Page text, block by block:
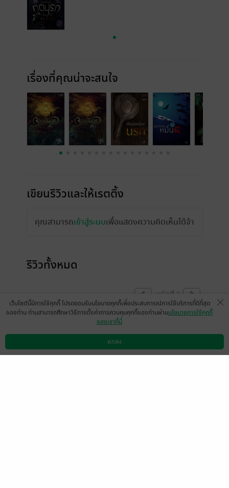
เรื่องที่คุณน่าจะสนใจ
เขียนรีวิวและให้เรตติ้ง
คุณสามารถเข้าสู่ระบบเพื่อแสดงความคิดเห็นได้จ้า
รีวิวทั้งหมด
หน้าที่ 1
0 มีแล้ว - white cane
ดาวน์โหลดแอป วิธีการใช้งาน ติดต่อเรา
เว็บไซต์นี้มีการใช้คุกกี้ โปรดยอมรับนโยบายคุกกี้เพื่อประสบการณ์การใช้บริการที่ดีที่สุด
ของท่าน ท่านสามารถศึกษาวิธีการตั้งค่าการควบคุมคุกกี้ของท่านผ่านนโยบายการใช้คุกกี้
ของเราที่นี่
ตกลง